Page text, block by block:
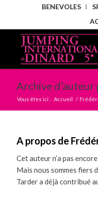
BENEVOLES
Archive
Vous êtes ici : Accueil /
A propos de
Cet auteur n’a pas
Mais nous sommes fiers
Tardera déjà contribué